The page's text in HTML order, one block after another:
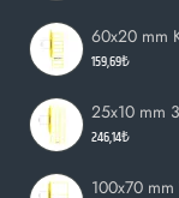
60x20 mm
159,69₺
25x10 mm
246,14₺
100x70 mm